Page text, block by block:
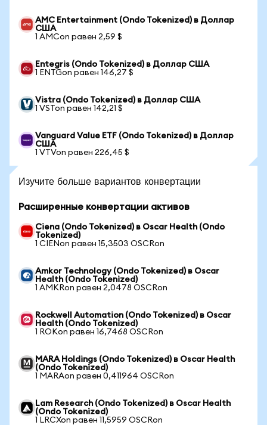
AMC Entertainment (Ondo Tokenized) в Доллар
США
1 AMCon равен 2,59 $
Entegris (Ondo Tokenized) в Доллар США
1 ENTGon равен 146,27 $
Vistra (Ondo Tokenized) в Доллар США
1 VSTon равен 142,21 $
Vanguard Value ETF (Ondo Tokenized) в Доллар
США
1 VTVon равен 226,45 $
Изучите больше вариантов конвертации
Расширенные конвертации активов
Ciena (Ondo Tokenized) в Oscar Health (Ondo
Tokenized)
1 CIENon равен 15,3503 OSCRon
Amkor Technology (Ondo Tokenized) в Oscar
Health (Ondo Tokenized)
1 AMKRon равен 2,0478 OSCRon
Rockwell Automation (Ondo Tokenized) в Oscar
Health (Ondo Tokenized)
1 ROKon равен 16,7468 OSCRon
MARA Holdings (Ondo Tokenized) в Oscar Health
(Ondo Tokenized)
1 MARAon равен 0,411964 OSCRon
Lam Research (Ondo Tokenized) в Oscar Health
(Ondo Tokenized)
1 LRCXon равен 11,5959 OSCRon